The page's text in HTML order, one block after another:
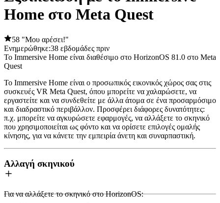
Home στο Meta Quest
58 "Μου αρέσει!"
Ενημερώθηκε:38 εβδομάδες πριν
Το Immersive Home είναι διαθέσιμο στο HorizonOS 81.0 στο Meta
Quest
Το Immersive Home είναι ο προσωπικός εικονικός χώρος σας στις
συσκευές VR Meta Quest, όπου μπορείτε να χαλαρώσετε, να
εργαστείτε και να συνδεθείτε με άλλα άτομα σε ένα προσαρμόσιμο
και διαδραστικό περιβάλλον. Προσφέρει διάφορες δυνατότητες:
π.χ. μπορείτε να αγκυρώσετε εφαρμογές, να αλλάξετε το σκηνικό
που χρησιμοποιείται ως φόντο και να ορίσετε επιλογές ομαλής
κίνησης, για να κάνετε την εμπειρία άνετη και συναρπαστική.
Αλλαγή σκηνικού
Για να αλλάξετε το σκηνικό στο HorizonOS: